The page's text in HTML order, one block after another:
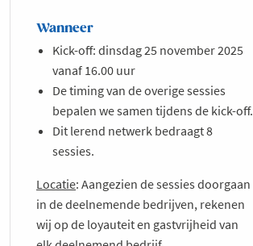
Wanneer
Kick-off: dinsdag 25 november 2025
vanaf 16.00 uur
De timing van de overige sessies
bepalen we samen tijdens de kick-off.
Dit lerend netwerk bedraagt 8
sessies.
Locatie: Aangezien de sessies doorgaan
in de deelnemende bedrijven, rekenen
wij op de loyauteit en gastvrijheid van